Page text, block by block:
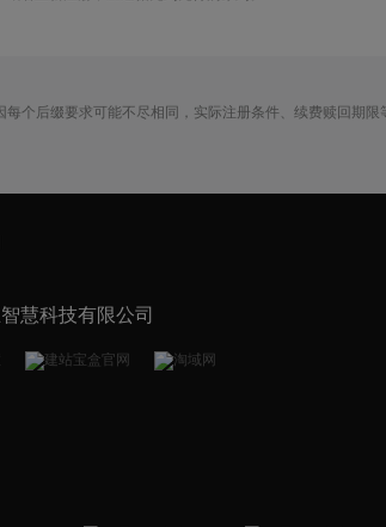
每个后缀要求可能不尽相同，实际注册条件、续费赎回期限
慧科技有限公司